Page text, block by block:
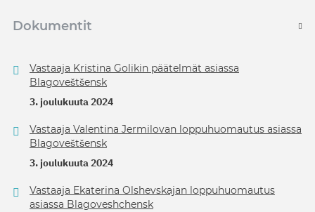
Dokumentit
Vastaaja Kristina Golikin päätelmät asiassa
Blagoveštšensk
3. joulukuuta 2024
Vastaaja Valentina Jermilovan loppuhuomautus asiassa
Blagoveštšensk
3. joulukuuta 2024
Vastaaja Ekaterina Olshevskajan loppuhuomautus
asiassa Blagoveshchensk